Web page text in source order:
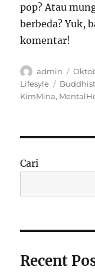
pop? Atau
berbeda? Yuk,
komentar!
Author
admin
on
Lifesyle
Tags
KimMina,
Cari
Recent